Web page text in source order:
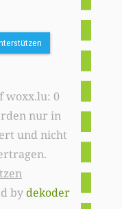
0
nur in
und nicht
bydekoder